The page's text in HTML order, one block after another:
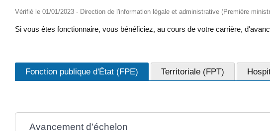
Vérifié le 01/01/2023 - Direction de l'information légale et administrative (Première
Si vous êtes fonctionnaire, vous bénéficiez, au cours de votre carrière,
Fonction publique d'État (FPE) Territoriale (FPT)
Avancement d'échelon